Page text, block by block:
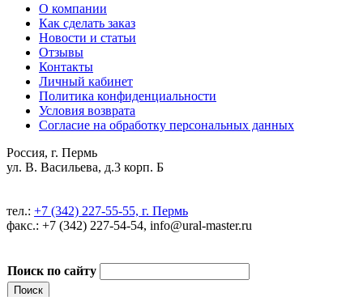
О компании
Как сделать заказ
Новости и статьи
Отзывы
Контакты
Личный кабинет
Политика конфиденциальности
Условия возврата
Согласие на обработку персональных данных
Россия, г. Пермь
ул. В. Васильева, д.3 корп. Б
тел.: +7 (342) 227-55-55, г. Пермь
факс.: +7 (342) 227-54-54, info@ural-master.ru
Поиск по сайту